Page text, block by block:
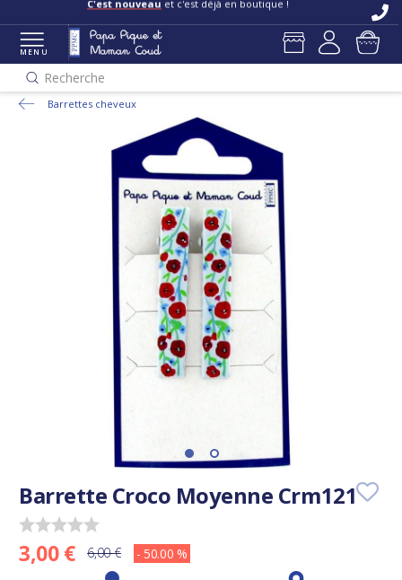
C'est nouveau et c'est déjà en boutique !
MENU
Recherche
Barrettes cheveux
Barrette Croco Moyenne Crm121
3,00 € 6,00 € - 50.00 %